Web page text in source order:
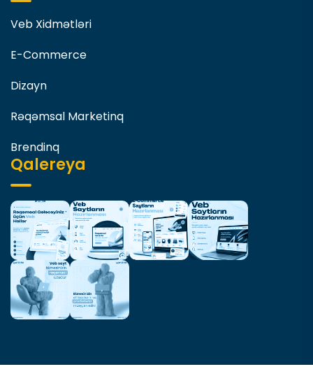
Veb Xidmətləri
E-Commerce
Dizayn
Rəqəmsal Marketinq
Brendinq
Qalereya